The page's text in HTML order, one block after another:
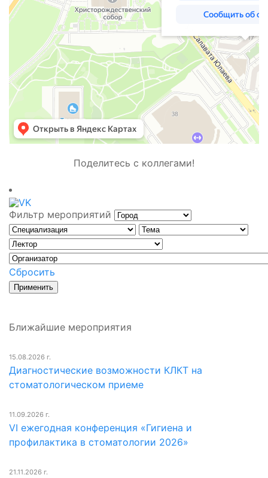
Поделитесь с коллегами!
Фильтр мероприятий
Сбросить
Ближайшие мероприятия
15.08.2026 г.
Диагностические возможности КЛКТ на
стоматологическом приеме
11.09.2026 г.
VI ежегодная конференция «Гигиена и
профилактика в стоматологии 2026»
21.11.2026 г.